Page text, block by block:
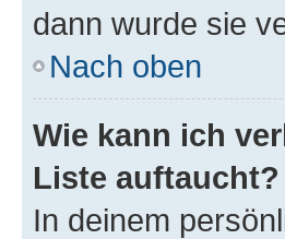
dann wurde sie
Nach oben
Wie kann ich
Liste auftaucht?
In deinem